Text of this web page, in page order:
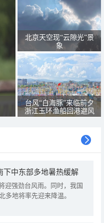
北京天空现“云隙光”景
象
台风“白海豚”来临前夕
浙江玉环渔船回港避风
下中东部多地暑热缓解
迎强劲台风雨。同时，我国
多地将率先迎来降温。